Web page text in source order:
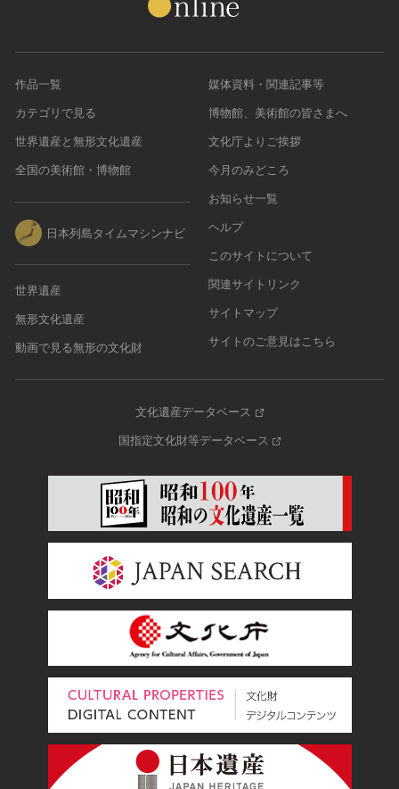
作品一覧
カテゴリで見る
世界遺産と無形文化遺産
全国の美術館・博物館
日本列島タイムマシンナビ
世界遺産
無形文化遺産
動画で見る無形の文化財
媒体資料・関連記事等
博物館、美術館の皆さまへ
文化庁よりご挨拶
今月のみどころ
お知らせ一覧
ヘルプ
このサイトについて
関連サイトリンク
サイトマップ
サイトのご意見はこちら
文化遺産データベース
国指定文化財等データベース